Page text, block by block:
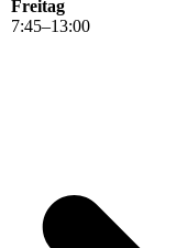
Freitag
7:45–13:00